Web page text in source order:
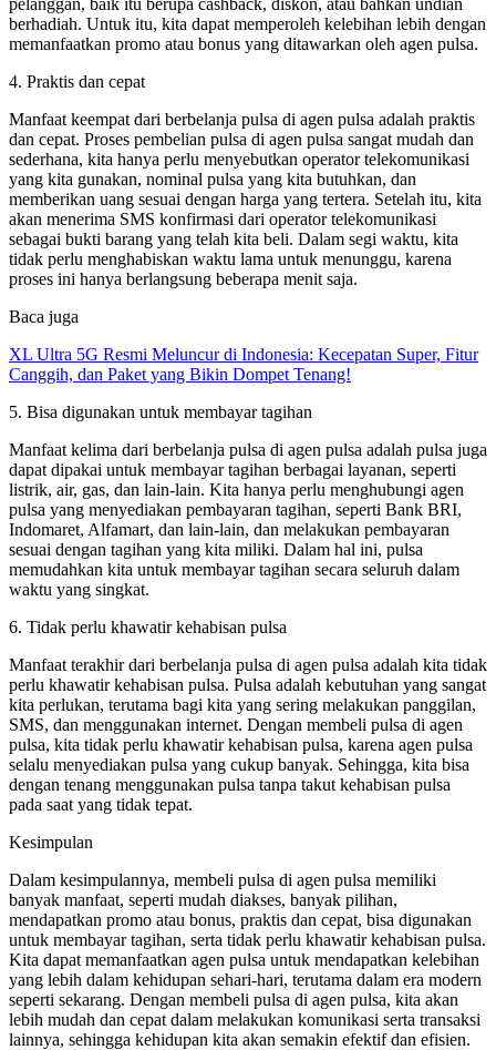
berhadiah. Untuk itu, kita dapat memperoleh kelebihan lebih dengan
memanfaatkan promo atau bonus yang ditawarkan oleh agen pulsa.
4. Praktis dan cepat
Manfaat keempat dari berbelanja pulsa di agen pulsa adalah praktis
dan cepat. Proses pembelian pulsa di agen pulsa sangat mudah dan
sederhana, kita hanya perlu menyebutkan operator telekomunikasi
yang kita gunakan, nominal pulsa yang kita butuhkan, dan
memberikan uang sesuai dengan harga yang tertera. Setelah itu, kita
akan menerima SMS konfirmasi dari operator telekomunikasi
sebagai bukti barang yang telah kita beli. Dalam segi waktu, kita
tidak perlu menghabiskan waktu lama untuk menunggu, karena
proses ini hanya berlangsung beberapa menit saja.
Baca juga
XL Ultra 5G Resmi Meluncur di Indonesia: Kecepatan Super, Fitur
Canggih, dan Paket yang Bikin Dompet Tenang!
5. Bisa digunakan untuk membayar tagihan
Manfaat kelima dari berbelanja pulsa di agen pulsa adalah pulsa juga
dapat dipakai untuk membayar tagihan berbagai layanan, seperti
listrik, air, gas, dan lain-lain. Kita hanya perlu menghubungi agen
pulsa yang menyediakan pembayaran tagihan, seperti Bank BRI,
Indomaret, Alfamart, dan lain-lain, dan melakukan pembayaran
sesuai dengan tagihan yang kita miliki. Dalam hal ini, pulsa
memudahkan kita untuk membayar tagihan secara seluruh dalam
waktu yang singkat.
6. Tidak perlu khawatir kehabisan pulsa
Manfaat terakhir dari berbelanja pulsa di agen pulsa adalah kita tidak
perlu khawatir kehabisan pulsa. Pulsa adalah kebutuhan yang sangat
kita perlukan, terutama bagi kita yang sering melakukan panggilan,
SMS, dan menggunakan internet. Dengan membeli pulsa di agen
pulsa, kita tidak perlu khawatir kehabisan pulsa, karena agen pulsa
selalu menyediakan pulsa yang cukup banyak. Sehingga, kita bisa
dengan tenang menggunakan pulsa tanpa takut kehabisan pulsa
pada saat yang tidak tepat.
Kesimpulan
Dalam kesimpulannya, membeli pulsa di agen pulsa memiliki
banyak manfaat, seperti mudah diakses, banyak pilihan,
mendapatkan promo atau bonus, praktis dan cepat, bisa digunakan
untuk membayar tagihan, serta tidak perlu khawatir kehabisan pulsa.
Kita dapat memanfaatkan agen pulsa untuk mendapatkan kelebihan
yang lebih dalam kehidupan sehari-hari, terutama dalam era modern
seperti sekarang. Dengan membeli pulsa di agen pulsa, kita akan
lebih mudah dan cepat dalam melakukan komunikasi serta transaksi
lainnya, sehingga kehidupan kita akan semakin efektif dan efisien.